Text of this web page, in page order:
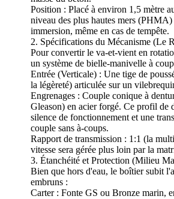
Position : Placé à environ 1,5 mètre
niveau des plus hautes mers
immersion, même en cas de tempête.
2. Spécifications du Mécanisme (Le
Pour convertir le va-et-vient en
un système de bielle-manivelle à
Entrée (Verticale) : Une tige de
la légèreté) articulée sur un
Engrenages : Couple conique à
Gleason) en acier forgé. Ce profil de
silence de fonctionnement et une
couple sans à-coups.
Rapport de transmission : 1:1 (la
vitesse sera gérée plus loin par la
3. Étanchéité et Protection (Milieu
Bien que hors d'eau, le boîtier subit
embruns :
Carter : Fonte GS ou Bronze marin,